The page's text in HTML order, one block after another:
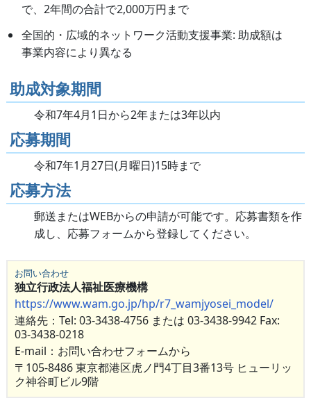
で、2年間の合計で2,000万円まで
全国的・広域的ネットワーク活動支援事業: 助成額は
事業内容により異なる
助成対象期間
令和7年4月1日から2年または3年以内
応募期間
令和7年1月27日(月曜日)15時まで
応募方法
郵送またはWEBからの申請が可能です。応募書類を作
成し、応募フォームから登録してください。
お問い合わせ
独立行政法人福祉医療機構
https://www.wam.go.jp/hp/r7_wamjyosei_model/
連絡先：Tel: 03-3438-4756 または 03-3438-9942 Fax:
03-3438-0218
E-mail：お問い合わせフォームから
〒105-8486 東京都港区虎ノ門4丁目3番13号 ヒューリッ
ク神谷町ビル9階